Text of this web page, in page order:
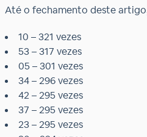
Até o fechamento deste artigo,
10 – 321 vezes
53 – 317 vezes
05 – 301 vezes
34 – 296 vezes
42 – 295 vezes
37 – 295 vezes
23 – 295 vezes